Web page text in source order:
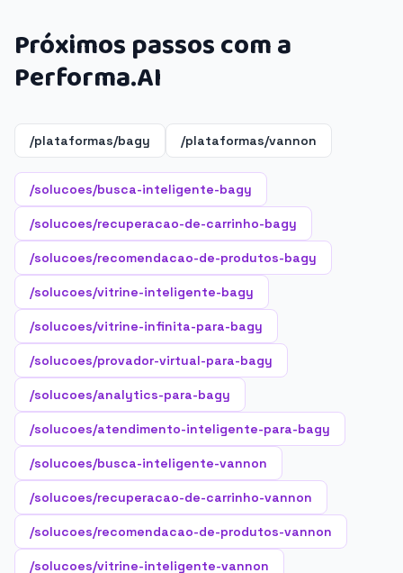
Próximos passos com a
Performa.AI
/plataformas/bagy /plataformas/vannon
/solucoes/busca-inteligente-bagy
/solucoes/recuperacao-de-carrinho-bagy
/solucoes/recomendacao-de-produtos-bagy
/solucoes/vitrine-inteligente-bagy
/solucoes/vitrine-infinita-para-bagy
/solucoes/provador-virtual-para-bagy
/solucoes/analytics-para-bagy
/solucoes/atendimento-inteligente-para-bagy
/solucoes/busca-inteligente-vannon
/solucoes/recuperacao-de-carrinho-vannon
/solucoes/recomendacao-de-produtos-vannon
/solucoes/vitrine-inteligente-vannon